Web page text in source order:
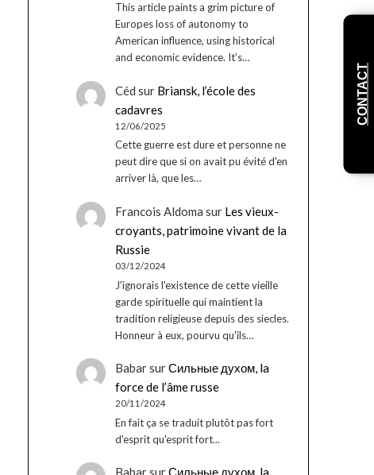
This article paints a grim picture of
Europes loss of autonomy to
American influence, using historical
and economic evidence. It’s…
Céd sur Briansk, l’école des
cadavres
12/06/2025
Cette guerre est dure et personne ne
peut dire que si on avait pu évité d'en
arriver là, que les…
Francois Aldoma sur Les vieux-
croyants, patrimoine vivant de la
Russie
03/12/2024
J'ignorais l'existence de cette vieille
garde spirituelle qui maintient la
tradition religieuse depuis des siecles.
Honneur à eux, pourvu qu'ils…
BabarsurСильные духом, la
force de l’âme russe
20/11/2024
En fait ça se traduit plutôt pas fort
d'esprit qu'esprit fort...
BabarsurСильные духом, la
CONTACT